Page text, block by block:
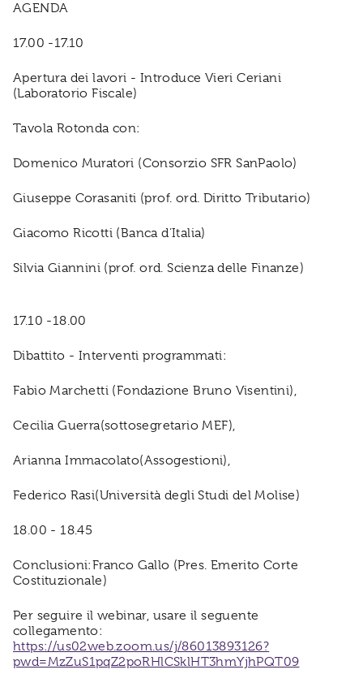
AGENDA
17.00 -17.10
Apertura dei lavori - Introduce Vieri Ceriani
(Laboratorio Fiscale)
Tavola Rotonda con:
Domenico Muratori (Consorzio SFR SanPaolo)
Giuseppe Corasaniti (prof. ord. Diritto Tributario)
Giacomo Ricotti (Banca d’Italia)
Silvia Giannini (prof. ord. Scienza delle Finanze)
17.10 -18.00
Dibattito - Interventi programmati:
Fabio Marchetti (Fondazione Bruno Visentini),
Cecilia Guerra(sottosegretario MEF),
Arianna Immacolato(Assogestioni),
Federico Rasi(Università degli Studi del Molise)
18.00 - 18.45
Conclusioni:Franco Gallo (Pres. Emerito Corte
Costituzionale)
Per seguire il webinar, usare il seguente
collegamento:
https://us02web.zoom.us/j/86013893126?
pwd=MzZuS1pqZ2poRHlCSklHT3hmYjhPQT09